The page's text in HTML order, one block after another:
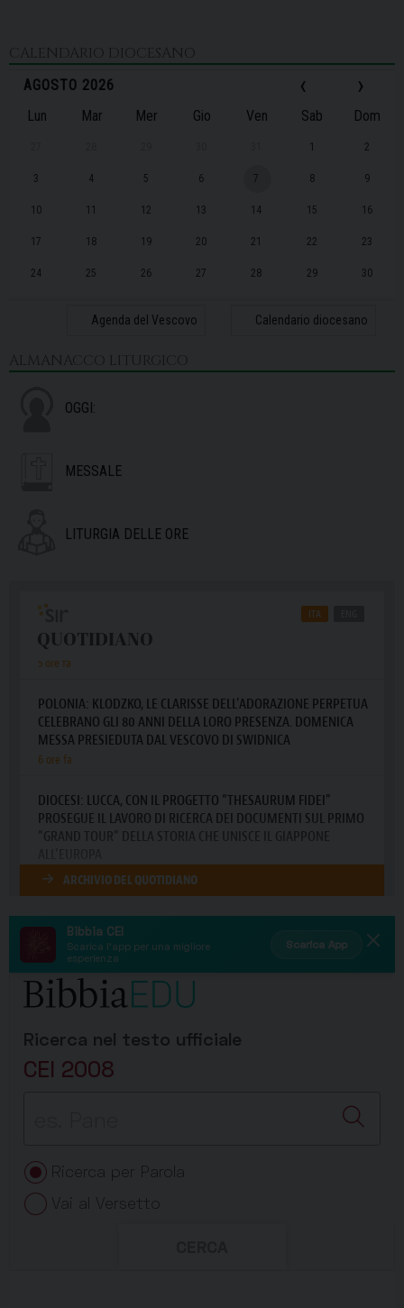
CALENDARIO DIOCESANO
‹
AGOSTO 2026 ›
Lun Mar Mer Gio Ven Sab Dom
1 2
3 4 5 6 7 8 9
10 11 12 13 14 15 16
17 18 19 20 21 22 23
24 25 26 27 28 29 30
Agenda del Vescovo Calendario diocesano
ALMANACCO LITURGICO
OGGI:
MESSALE
LITURGIA DELLE ORE